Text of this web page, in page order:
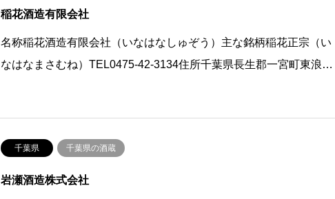
稲花酒造有限会社
名称稲花酒造有限会社（いなはなしゅぞう）主な銘柄稲花正宗（い
なはなまさむね）TEL0475-42-3134住所千葉県長生郡一宮町東浪…
千葉県 千葉県の酒蔵
岩瀬酒造株式会社